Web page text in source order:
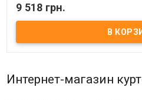
9 518 грн.
Интернет-магазин